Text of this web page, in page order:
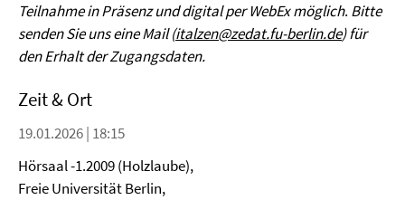
Teilnahme in Präsenz und digital per WebEx möglich. Bitte
senden Sie uns eine Mail (italzen@zedat.fu-berlin.de) für
den Erhalt der Zugangsdaten.
Zeit & Ort
19.01.2026 | 18:15
Hörsaal -1.2009 (Holzlaube),
Freie Universität Berlin,